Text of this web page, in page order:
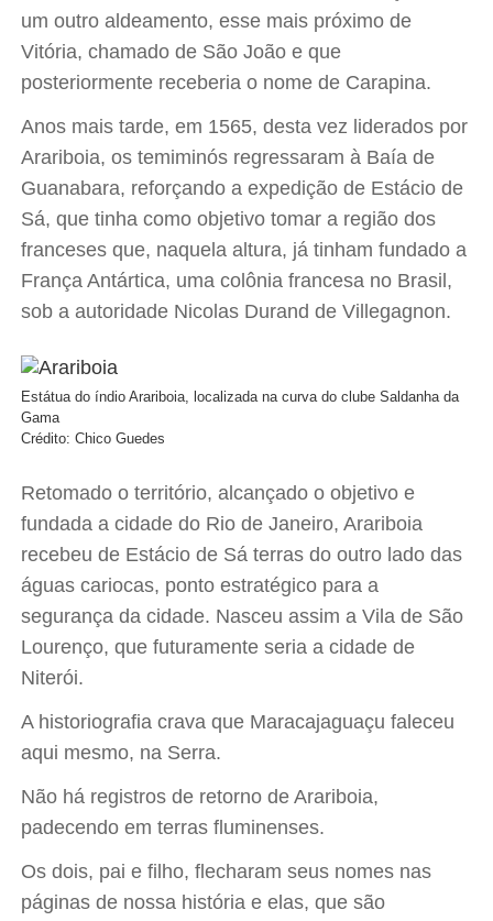
um outro aldeamento, esse mais próximo de
Vitória, chamado de São João e que
posteriormente receberia o nome de Carapina.
Anos mais tarde, em 1565, desta vez liderados por
Arariboia, os temiminós regressaram à Baía de
Guanabara, reforçando a expedição de Estácio de
Sá, que tinha como objetivo tomar a região dos
franceses que, naquela altura, já tinham fundado a
França Antártica, uma colônia francesa no Brasil,
sob a autoridade Nicolas Durand de Villegagnon.
Estátua do índio Arariboia, localizada na curva do clube Saldanha da
Gama
Crédito: Chico Guedes
Retomado o território, alcançado o objetivo e
fundada a cidade do Rio de Janeiro, Arariboia
recebeu de Estácio de Sá terras do outro lado das
águas cariocas, ponto estratégico para a
segurança da cidade. Nasceu assim a Vila de São
Lourenço, que futuramente seria a cidade de
Niterói.
A historiografia crava que Maracajaguaçu faleceu
aqui mesmo, na Serra.
Não há registros de retorno de Arariboia,
padecendo em terras fluminenses.
Os dois, pai e filho, flecharam seus nomes nas
páginas de nossa história e elas, que são